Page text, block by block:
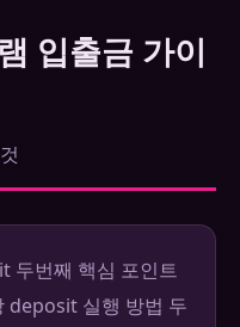
입출금 가이
두번째 핵심 포인트
deposit 실행 방법 두